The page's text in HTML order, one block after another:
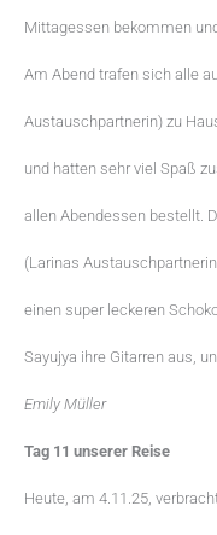
Mittagessen bekommen
Am Abend trafen sich alle
Austauschpartnerin) zu
und hatten sehr viel Spaß
allen Abendessen bestellt.
(Larinas
einen super leckeren
Sayujya ihre Gitarren aus,
Emily Müller
Tag 11 unserer Reise
Heute, am 4.11.25,